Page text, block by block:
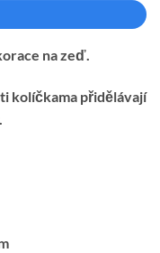
na zeď.
kolíčkama přidělávají